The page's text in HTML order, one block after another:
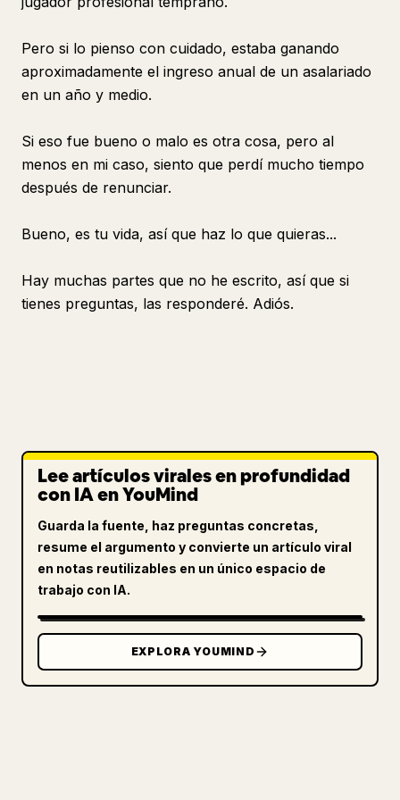
Pero si lo pienso con cuidado, estaba ganando
aproximadamente el ingreso anual de un asalariado
en un año y medio.
Si eso fue bueno o malo es otra cosa, pero al
menos en mi caso, siento que perdí mucho tiempo
después de renunciar.
Bueno, es tu vida, así que haz lo que quieras...
Hay muchas partes que no he escrito, así que si
tienes preguntas, las responderé. Adiós.
Lee artículos virales en profundidad
con IA en YouMind
Guarda la fuente, haz preguntas concretas,
resume el argumento y convierte un artículo viral
en notas reutilizables en un único espacio de
trabajo con IA.
EXPLORA YOUMIND